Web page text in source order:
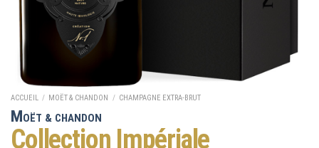
ACCUEIL / MOËT & CHANDON / CHAMPAGNE EXTRA-BRUT
MOËT & CHANDON
Collection Impériale